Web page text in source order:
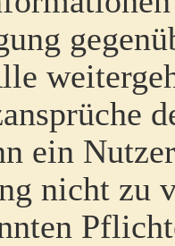
ein
nicht zu